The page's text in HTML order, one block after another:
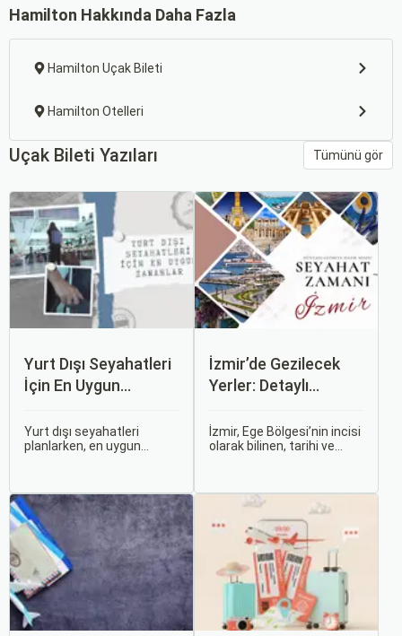
Hamilton Hakkında Daha Fazla
Hamilton Uçak Bileti
Hamilton Otelleri
Uçak Bileti Yazıları Tümünü gör
Yurt Dışı Seyahatleri
İçin En Uygun
Yurt dışı seyahatleri
planlarken, en uygun
daha keyifli bir tatil
geçirmenizi sağlar. Bu
yazıda, mevsimsel
değişiklikleri, özel tatil
günlerini ve Sorgulamax.
İzmir’de Gezilecek
Yerler: Detaylı
İzmir, Ege Bölgesi’nin incisi
olarak bilinen, tarihi ve
bir şehirdir. Türkiye’nin en
büyük üçüncü şehri olan
İzmir, farklı dönemlere ait
tarihi eserleri, eşsiz plajları
ve renkli gece hayatı ile
ziyaretçilerine unutulmaz
deneyimler sunmaktadır.